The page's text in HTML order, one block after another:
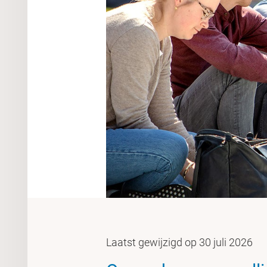
Laatst gewijzigd op 30 juli 2026